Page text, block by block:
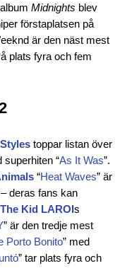
Midnights blev
förstaplatsen på
är den näst mest
plats fyra och fem
toppar listan över
“As It Was”.
“Heat Waves” är
deras fans kan
The Kid LAROIs
” är den tredje mest
Porto Bonito” med
” tar plats fyra och